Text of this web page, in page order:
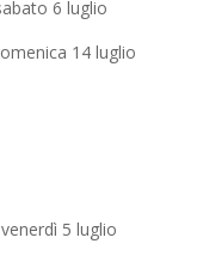
6 luglio
14 luglio
5 luglio